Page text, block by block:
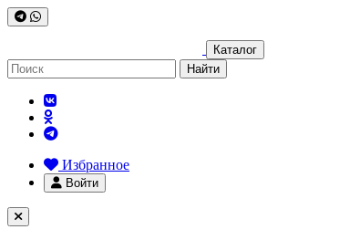
Каталог
Найти
Избранное
Войти